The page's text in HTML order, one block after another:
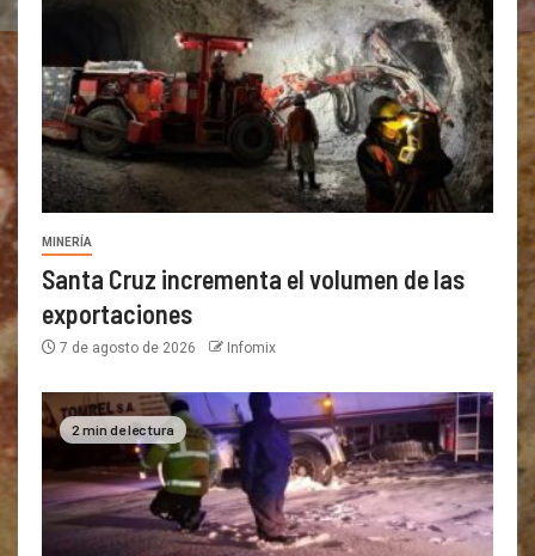
MINERÍA
Santa Cruz incrementa el volumen de las
exportaciones
7 de agosto de 2026 Infomix
2 min de lectura